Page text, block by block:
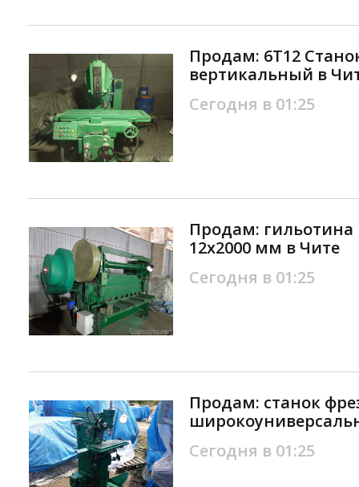
Продам: 6Т12
вертикальный в
Сегодня в 01:25
Продам: гильотина
12х2000 мм в Чите
Сегодня в 01:25
Продам: станок
Сегодня в 01:25